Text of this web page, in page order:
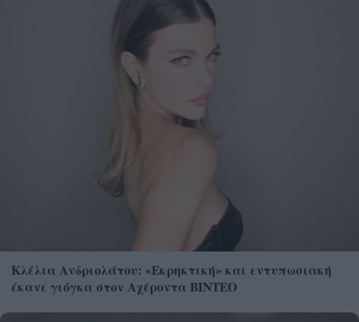
Κλέλια Ανδριολάτου: «Εκρηκτική» και εντυπωσιακή
έκανε γιόγκα στον Αχέροντα ΒΙΝΤΕΟ